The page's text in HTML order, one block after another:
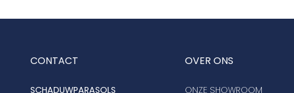
CONTACT
SCHADUWPARASOLS
OVER ONS
ONZE SHOWROOM